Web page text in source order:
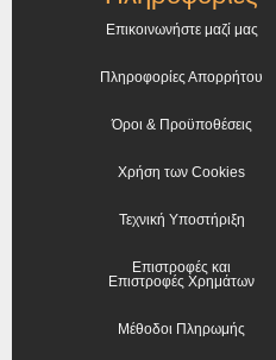
Επικοινωνήστε μαζί μας
Πληροφορίες Απορρήτου
Όροι & Προϋποθέσεις
Χρήση των Cookies
Τεχνική Υποστήριξη
Επιστροφές και
Επιστροφές Χρημάτων
Μέθοδοι Πληρωμής